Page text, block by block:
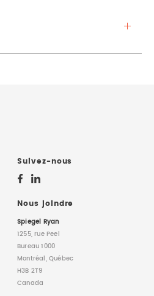
Suivez-nous
Nous joindre
Spiegel Ryan
1255, rue Peel
Bureau 1000
Montréal, Québec
H3B 2T9
Canada